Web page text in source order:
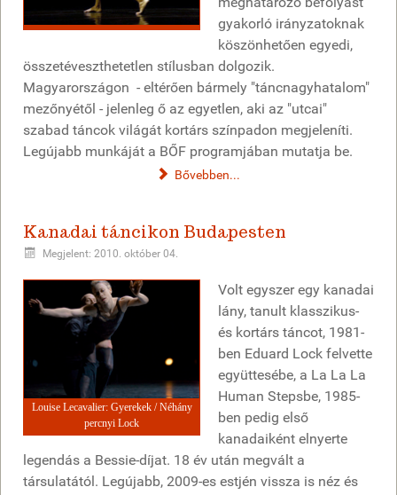
gyakorló irányzatoknak
köszönhetően egyedi,
összetéveszthetetlen stílusban dolgozik.
Magyarországon - eltérően bármely "táncnagyhatalom"
mezőnyétől - jelenleg ő az egyetlen, aki az "utcai"
szabad táncok világát kortárs színpadon megjeleníti.
Legújabb munkáját a BŐF programjában mutatja be.
Bővebben...
Kanadai táncikon Budapesten
Megjelent: 2010. október 04.
Louise Lecavalier: Gyerekek / Néhány
percnyi Lock
Volt egyszer egy kanadai
lány, tanult klasszikus-
és kortárs táncot, 1981-
ben Eduard Lock felvette
együttesébe, a La La La
Human Stepsbe, 1985-
ben pedig első
kanadaiként elnyerte
legendás a Bessie-díjat. 18 év után megvált a
társulatától. Legújabb, 2009-es estjén vissza is néz és